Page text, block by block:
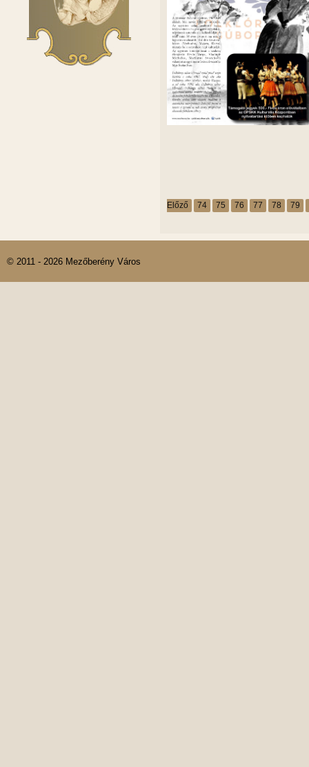
Előző 74 75 76 77 78 79
© 2011 - 2026 Mezőberény Város